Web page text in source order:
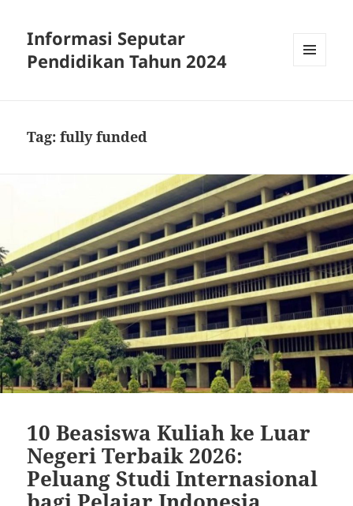
Informasi Seputar
Pendidikan Tahun 2024
Tag:fully funded
10 Beasiswa Kuliah ke Luar
Negeri Terbaik 2026:
Peluang Studi Internasional